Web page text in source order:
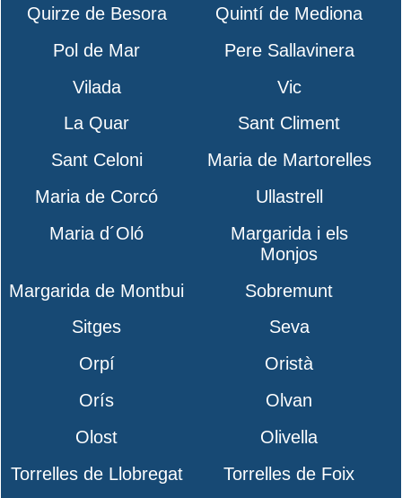
Quirze de Besora
Quintí de Mediona
Pol de Mar
Pere Sallavinera
Vilada
Vic
La Quar
Sant Climent
Sant Celoni
Maria de Martorelles
Maria de Corcó
Ullastrell
Maria d´Oló
Margarida i els
Monjos
Margarida de Montbui
Sobremunt
Sitges
Seva
Orpí
Oristà
Orís
Olvan
Olost
Olivella
Torrelles de Llobregat
Torrelles de Foix